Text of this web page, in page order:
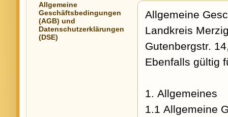
Allgemeine
Geschäftsbedingungen
(AGB) und
Datenschutzerklärungen
(DSE)